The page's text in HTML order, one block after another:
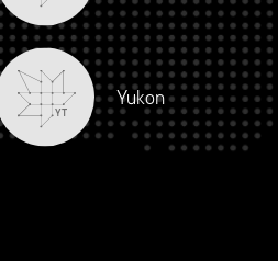
YT
Yukon